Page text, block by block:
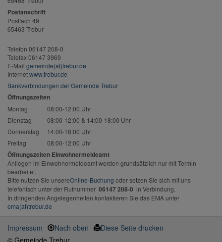
Postanschrift
Postfach 49
65463 Trebur
Telefon 06147 208-0
Telefax 06147 3969
E-Mail gemeinde(at)trebur.de
Internetwww.trebur.de
Bankverbindungen der Gemeinde Trebur
Öffnungszeiten
Montag
08:00-12:00 Uhr
Dienstag
08:00-12:00 & 14:00-18:00 Uhr
Donnerstag
14:00-18:00 Uhr
Freitag
08:00-12:00 Uhr
Öffnungszeiten Einwohnermeldeamt
Anliegen im Einwohnermeldeamt werden grundsätzlich nur mit Termin
bearbeitet.
Bitte nutzen Sie unsereOnline-Buchung oder setzen Sie sich mit uns
telefonisch unter der Rufnummer 06147 208-0 in Verbindung.
In dringenden Angelegenheiten kontaktieren Sie das EMA unter
ema(at)trebur.de
Impressum Nach oben
Diese Seite drucken